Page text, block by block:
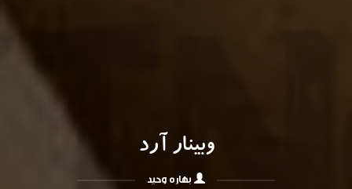
وبینار آرد
بهاره وحید